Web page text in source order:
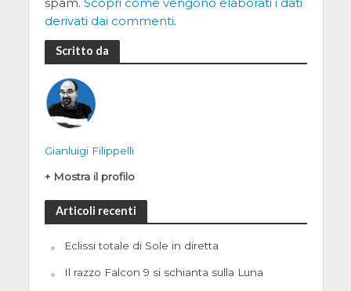
derivati dai commenti.
Scritto da
Gianluigi Filippelli
+ Mostra il profilo
Articoli recenti
Eclissi totale di Sole in diretta
Il razzo Falcon 9 si schianta sulla Luna